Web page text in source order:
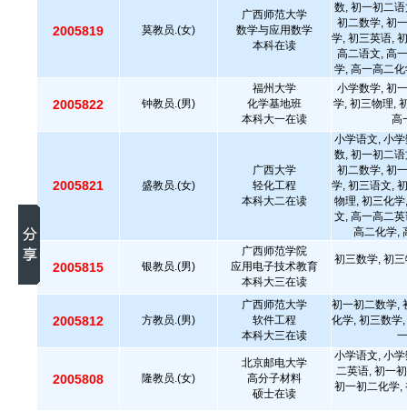
2005819 莫教员.(女)
广西师范大学
数学与应用数学
本科在读
数, 初一初二
初二数学, 初
学, 初三英语,
高二语文, 高
学, 高一高二
2005822 钟教员.(男)
福州大学
化学基地班
本科大一在读
小学数学, 初
学, 初三物理,
高
2005821 盛教员.(女)
广西大学
轻化工程
本科大二在读
小学语文, 小
数, 初一初二
初二数学, 初
学, 初三语文,
物理, 初三化
文, 高一高二
高二化学,
2005815 银教员.(男)
广西师范学院
应用电子技术教育
本科大三在读
初三数学, 初
2005812 方教员.(男)
广西师范大学
软件工程
本科大三在读
初一初二数学,
化学, 初三数学
2005808 隆教员.(女)
北京邮电大学
高分子材料
硕士在读
小学语文, 小
二英语, 初一
初一初二化学,